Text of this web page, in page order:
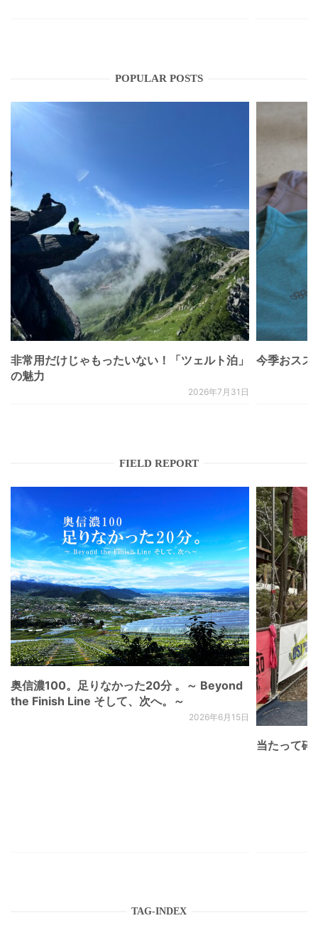
POPULAR POSTS
非常用だけじゃもったいない！「ツェルト泊」
の魅力
2026年7月31日
今季おスス
FIELD REPORT
奥信濃100。足りなかった20分 。～ Beyond
the Finish Line そして、次へ。～
2026年6月15日
当たって砕
TAG-INDEX